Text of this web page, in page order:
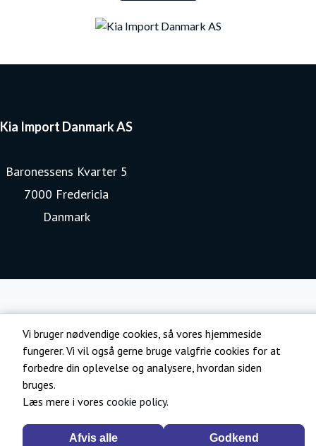
Vi bruger nødvendige cookies, så vores hjemmeside
fungerer. Vi vil også gerne bruge valgfrie cookies for at
forbedre din oplevelse og analysere, hvordan siden
bruges.
Læs mere i vores cookie policy.
Afvis alle Godkend
Kia Import Danmark AS
Baronessens Kvarter 5
7000 Fredericia
Danmark